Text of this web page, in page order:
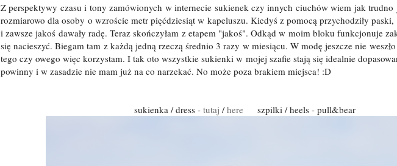
Z perspektywy czasu i tony zamówionych w internecie sukienek czy innych ciuchów wiem jak trudno
rozmiarowo dla osoby o wzroście metr pięćdziesiąt w kapeluszu. Kiedyś z pomocą przychodziły paski,
i zawsze jakoś dawały radę. Teraz skończyłam z etapem "jakoś". Odkąd w moim bloku funkcjonuje
się nacieszyć. Biegam tam z każdą jedną rzeczą średnio 3 razy w miesiącu. W modę jeszcze nie
tego czy owego więc korzystam. I tak oto wszystkie sukienki w mojej szafie stają się idealnie
powinny i w zasadzie nie mam już na co narzekać. No może poza brakiem miejsca! :D
sukienka / dress - tutaj /here szpilki / heels - pull&bear